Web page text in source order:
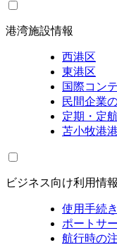
港湾施設情報
西港区
東港区
国際コン
民間企業
定期・定
苫小牧港
ビジネス向け利用情報
使用手続
ポートサ
航行時の